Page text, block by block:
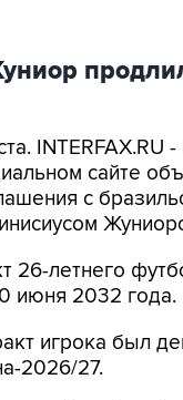
INTERFAX.RU
сайте
с
26-летнего
июня 2032 года.
игрока был
2026/27.